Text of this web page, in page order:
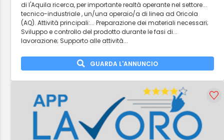
di l'Aquila ricerca, per importante realtà operante nel settore...
tecnico-industriale , un/una operaio/a di linea ad Oricola
(AQ). Attività principali:... Preparazione dei materiali necessari;
Sviluppo e controllo del prodotto durante le fasi di...
lavorazione; Supporto alle attività...
GUARDA L'ANNUNCIO